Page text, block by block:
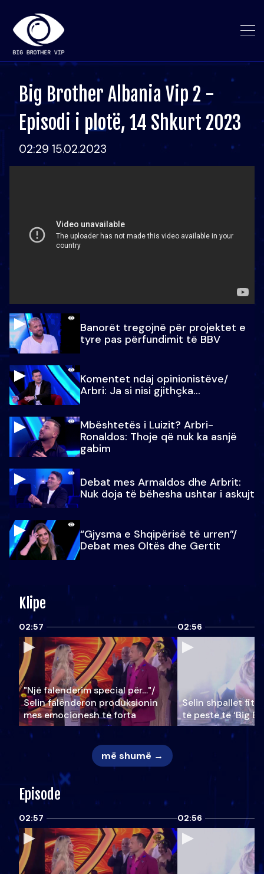
Big Brother Albania Vip 2 -
Episodi i plotë, 14 Shkurt 2023
02:29 15.02.2023
Banorët tregojnë për projektet e
tyre pas përfundimit të BBV
Komentet ndaj opinionistëve/
Arbri: Ja si nisi gjithçka…
Mbështetës i Luizit? Arbri-
Ronaldos: Thoje që nuk ka asnjë
gabim
Debat mes Armaldos dhe Arbrit:
Nuk doja të bëhesha ushtar i askujt
“Gjysma e Shqipërisë të urren”/
Debat mes Oltës dhe Gertit
Klipe
02:57
"Një falenderim special për…"/
Selin falënderon produksionin
mes emocionesh të forta
02:56
Selin shpallet
të pestë të ‘Big
më shumë →
Episode
02:57 02:56